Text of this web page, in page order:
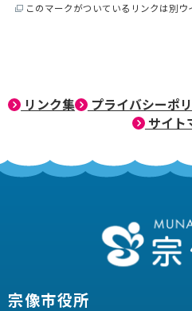
このマークがついているリンクは別ウ
リンク集 プライバシーポ
サイト
宗像市役所